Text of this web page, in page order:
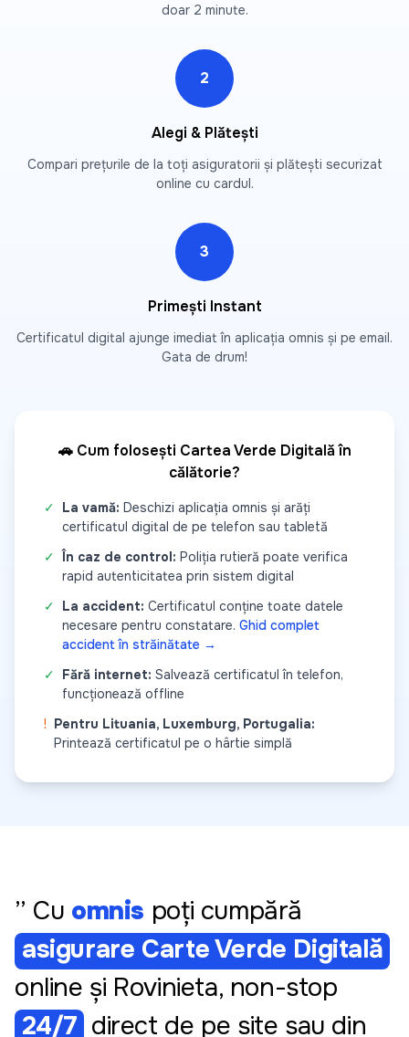
doar 2 minute.
2
Alegi & Plătești
Compari prețurile de la toți asiguratorii și plătești securizat
online cu cardul.
3
Primești Instant
Certificatul digital ajunge imediat în aplicația omnis și pe email.
Gata de drum!
🚗 Cum folosești Cartea Verde Digitală în
călătorie?
✓ La vamă: Deschizi aplicația omnis și arăți
certificatul digital de pe telefon sau tabletă
✓ În caz de control: Poliția rutieră poate verifica
rapid autenticitatea prin sistem digital
✓
La accident: Certificatul conține toate datele
necesare pentru constatare. Ghid complet
accident în străinătate →
✓
Fără internet: Salvează certificatul în telefon,
funcționează offline
! Pentru Lituania, Luxemburg, Portugalia:
Printează certificatul pe o hârtie simplă
” Cu omnis poți cumpără
asigurare Carte Verde Digitală
online și Rovinieta, non-stop
24/7 direct de pe site sau din